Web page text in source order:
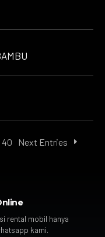
40 Next Entries
rental mobil hanya
kami.